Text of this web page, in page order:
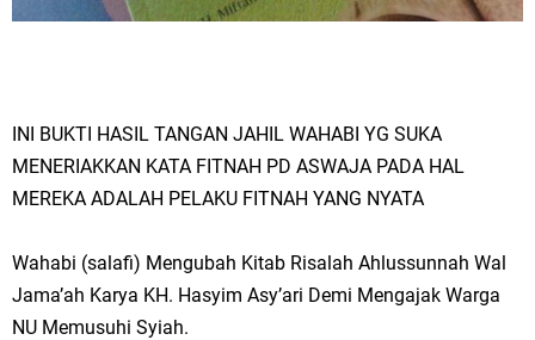
INI BUKTI HASIL TANGAN JAHIL WAHABI YG SUKA
MENERIAKKAN KATA FITNAH PD ASWAJA PADA HAL
MEREKA ADALAH PELAKU FITNAH YANG NYATA
Wahabi (salafi) Mengubah Kitab Risalah Ahlussunnah Wal
Jama’ah Karya KH. Hasyim Asy’ari Demi Mengajak Warga
NU Memusuhi Syiah.